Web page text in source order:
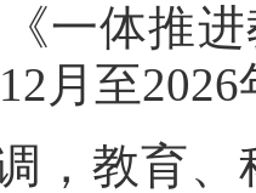
一体推
月至
，教育